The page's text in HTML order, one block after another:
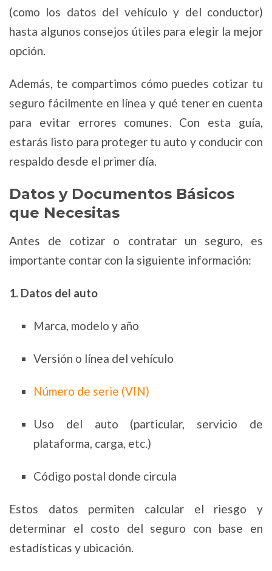
(como los datos del vehículo y del conductor)
hasta algunos consejos útiles para elegir la mejor
opción.
Además, te compartimos cómo puedes cotizar tu
seguro fácilmente en línea y qué tener en cuenta
para evitar errores comunes. Con esta guía,
estarás listo para proteger tu auto y conducir con
respaldo desde el primer día.
Datos y Documentos Básicos
que Necesitas
Antes de cotizar o contratar un seguro, es
importante contar con la siguiente información:
1. Datos del auto
Marca, modelo y año
Versión o línea del vehículo
Número de serie (VIN)
Uso del auto (particular, servicio de
plataforma, carga, etc.)
Código postal donde circula
Estos datos permiten calcular el riesgo y
determinar el costo del seguro con base en
estadísticas y ubicación.